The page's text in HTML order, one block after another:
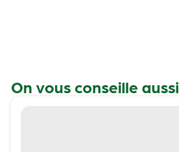
On vous conseille aussi